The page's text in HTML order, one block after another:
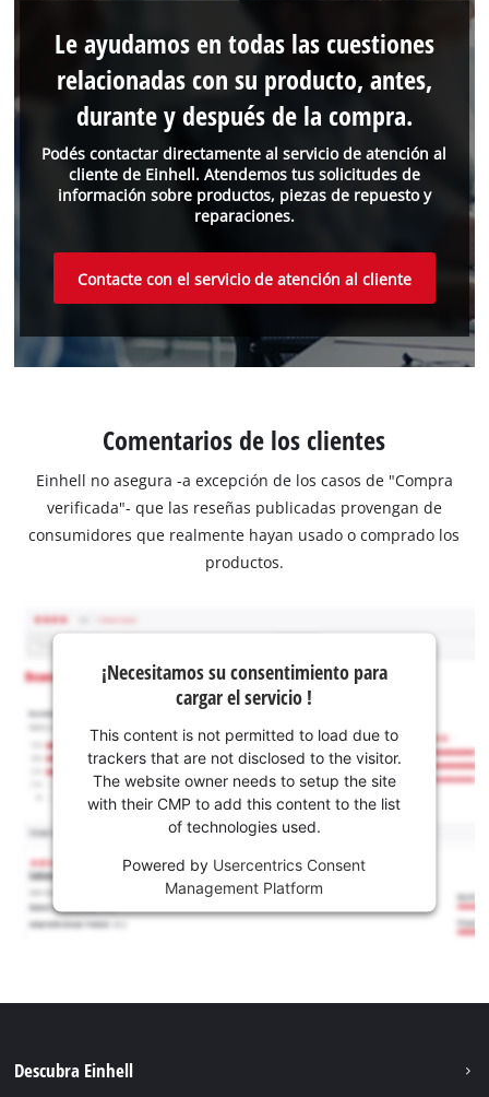
Podés contactar directamente al servicio de atención al
cliente de Einhell. Atendemos tus solicitudes de
información sobre productos, piezas de repuesto y
reparaciones.
Le ayudamos en todas las cuestiones
relacionadas con su producto, antes,
durante y después de la compra.
Contacte con el servicio de atención al cliente
Comentarios de los clientes
Einhell no asegura -a excepción de los casos de "Compra
verificada"- que las reseñas publicadas provengan de
consumidores que realmente hayan usado o comprado los
productos.
¡Necesitamos su consentimiento para
cargar el servicio !
This content is not permitted to load due to
trackers that are not disclosed to the visitor.
The website owner needs to setup the site
with their CMP to add this content to the list
of technologies used.
Powered by Usercentrics Consent
Management Platform
Descubra Einhell